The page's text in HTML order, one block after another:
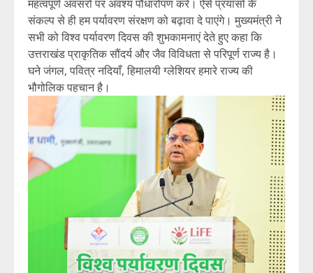
महत्वपूर्ण अवसरों पर अवश्य पौधारोपण करें। ऐसे प्रयासों के
संकल्प से ही हम पर्यावरण संरक्षण को बढ़ावा दे पाएंगे। मुख्यमंत्री ने
सभी को विश्व पर्यावरण दिवस की शुभकामनाएं देते हुए कहा कि
उत्तराखंड प्राकृतिक सौंदर्य और जैव विविधता से परिपूर्ण राज्य है।
घने जंगल, पवित्र नदियाँ, हिमालयी ग्लेशियर हमारे राज्य की
भौगोलिक पहचान है।